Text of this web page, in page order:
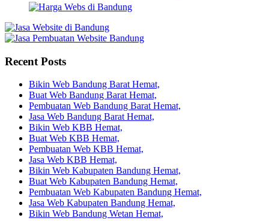
Recent Posts
Bikin Web Bandung Barat Hemat,
Buat Web Bandung Barat Hemat,
Pembuatan Web Bandung Barat Hemat,
Jasa Web Bandung Barat Hemat,
Bikin Web KBB Hemat,
Buat Web KBB Hemat,
Pembuatan Web KBB Hemat,
Jasa Web KBB Hemat,
Bikin Web Kabupaten Bandung Hemat,
Buat Web Kabupaten Bandung Hemat,
Pembuatan Web Kabupaten Bandung Hemat,
Jasa Web Kabupaten Bandung Hemat,
Bikin Web Bandung Wetan Hemat,